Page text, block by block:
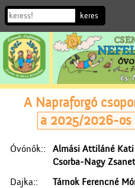
A Napraforgó
Óvónők::
Almási Attiláné Kati
Csorba-Nagy
Dajka::
Tárnok Ferencné